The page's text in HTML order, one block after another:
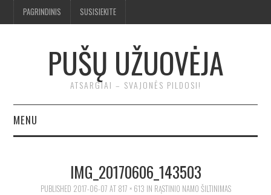
PAGRINDINIS SUSISIEKITE
PUŠŲ UŽUOVĖJA
ATSARGIAI – SVAJONĖS PILDOSI!
MENU
IMG_20170606_143503
PUBLISHED 2017-06-07 AT 817 × 613 IN RĄSTINIO NAMO ŠILTINIMAS